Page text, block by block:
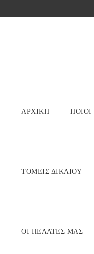
ΑΡΧΙΚΉ ΠΟΙΟΊ
ΤΟΜΕΊΣ ΔΙΚΑΊΟΥ
ΟΙ ΠΕΛΆΤΕΣ ΜΑΣ